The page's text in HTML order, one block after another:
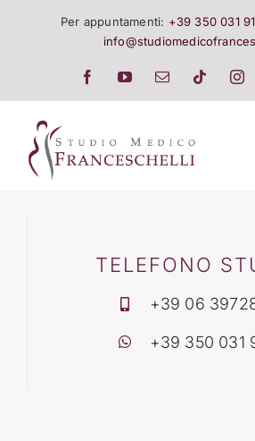
Per appuntamenti: +39 350 031
SALUTE E TRATTAMENTI
TELEFONO
+39 06
+39 350 031